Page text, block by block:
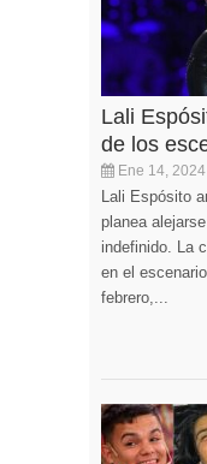
Lali
de los
Ene 14, 2024
Lali Espósito
planea
indefinido. La
en el
febrero,...